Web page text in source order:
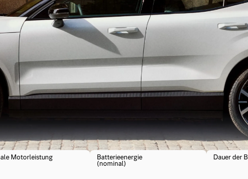
Original Volvo Winter- und Sommer Kompletträder.
Motorleistung Batterieenergie
(nominal)
Dauer der